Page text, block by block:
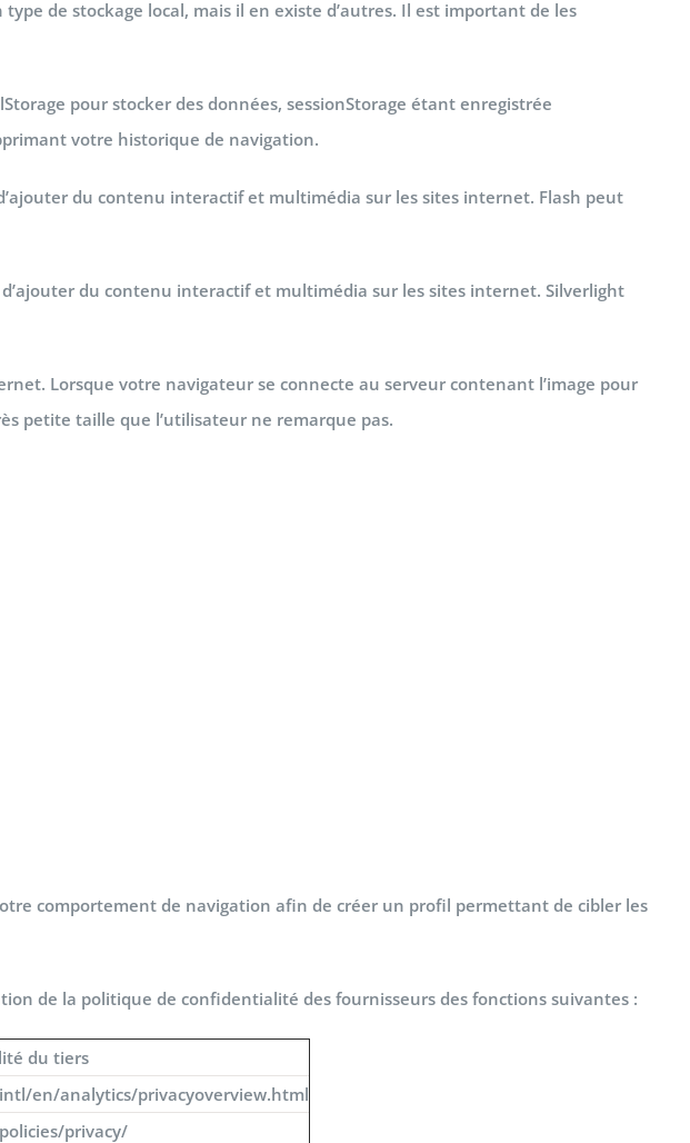
de stockage local, mais il en existe d’autres. Il est important de les
pour stocker des données, sessionStorage étant enregistrée
votre historique de navigation.
du contenu interactif et multimédia sur les sites internet. Flash peut
du contenu interactif et multimédia sur les sites internet. Silverlight
Lorsque votre navigateur se connecte au serveur contenant l’image pour
petite taille que l’utilisateur ne remarque pas.
comportement de navigation afin de créer un profil permettant de cibler les
de la politique de confidentialité des fournisseurs des fonctions suivantes :
du tiers
en/analytics/privacyoverview.html
privacy/